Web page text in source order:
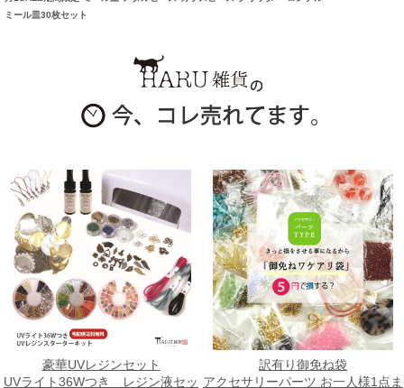
ミール皿30枚セット
豪華UVレジンセット
UVライト36Wつき レジン液セッ
訳有り御免ね袋
アクセサリーパーツ お一人様1点ま